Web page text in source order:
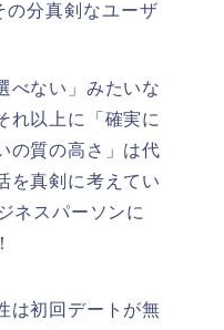
の分真剣なユーザ
べない」みたいな
れ以上に「確実に
の質の高さ」は代
を真剣に考えてい
ネスパーソンに
は初回デートが無